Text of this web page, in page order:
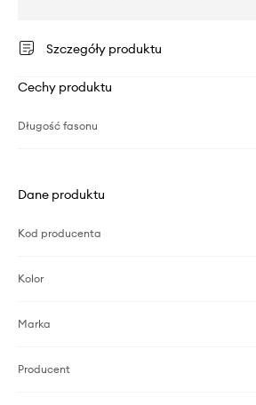
Szczegóły produktu
Cechy produktu
Długość fasonu
Dane produktu
Kod producenta
Kolor
Marka
Producent